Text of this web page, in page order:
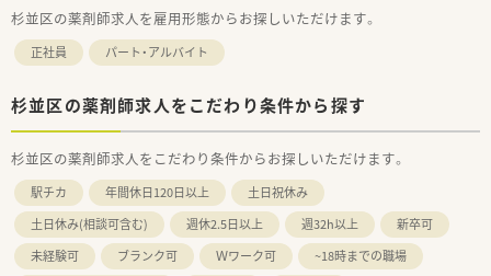
杉並区の薬剤師求人を雇用形態からお探しいただけます。
正社員 パート・アルバイト
杉並区の薬剤師求人をこだわり条件から探す
杉並区の薬剤師求人をこだわり条件からお探しいただけます。
駅チカ 年間休日120日以上
土日祝休み
土日休み(相談可含む)
週休2.5日以上 週32h以上
新卒可
未経験可
ブランク可 Ｗワーク可
~18時までの職場